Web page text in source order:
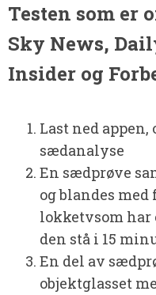
Testen som er
Sky News,
Insider og
Last ned
sædanalyse
En sædprøve
og blandes
lokketvsom har
den stå i 15
En del av
objektglasset